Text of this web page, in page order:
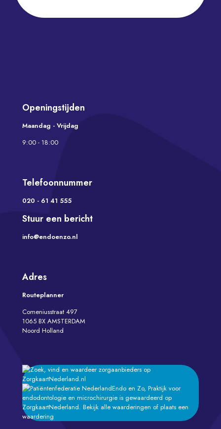
Openingstijden
Maandag - Vrijdag
9:00 - 18:00
Telefoonnummer
020 - 61 41 555
Stuur een bericht
info@endoenzo.nl
Adres
Routeplanner
Comeniusstraat 497
1065 BX AMSTERDAM
Noord Holland
Endo en Zo, Praktijk voor
endodontologie en microchirurgie is gewaardeerd op
ZorgkaartNederland. Bekijk alle waarderingen of plaats een
waardering